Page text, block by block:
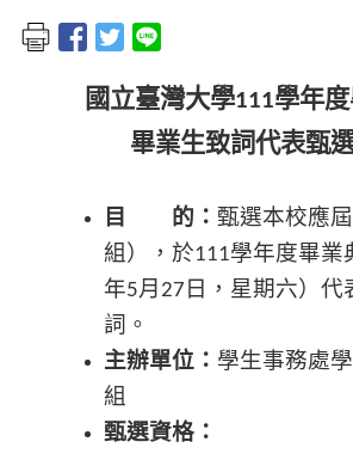
國立臺灣大學111學年
畢業生致詞代表甄
目 的： 甄選本校應
組），於111學年度畢業
年5月 27 日，星期六）代
詞。
主辦單位： 學生事務處
組
甄選資格：